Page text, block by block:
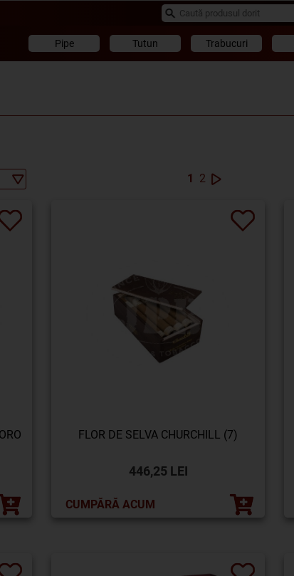
Pipe Tutun Trabucuri
1 2
FLOR DE SELVA CHURCHILL (7)
446,25 LEI
CUMPĂRĂ ACUM